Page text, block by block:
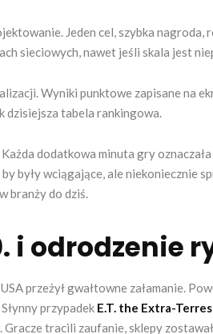
Jeden cel, szybka nagroda,
sieciowych, nawet jeśli skala jest
Wyniki punktowe zapisane na
dzisiejsza tabela rankingowa.
Każda dodatkowa minuta gry
były wciągające, ale niekoniecznie
branży do dziś.
i odrodzenie
przeżył gwałtowne załamanie.
przypadek E.T. the Extra-
tracili zaufanie, sklepy